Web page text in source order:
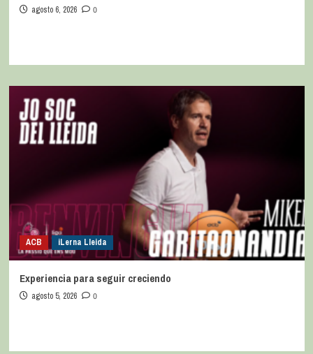
agosto 6, 2026 0
ACB iLerna Lleida
Experiencia para seguir creciendo
agosto 5, 2026 0